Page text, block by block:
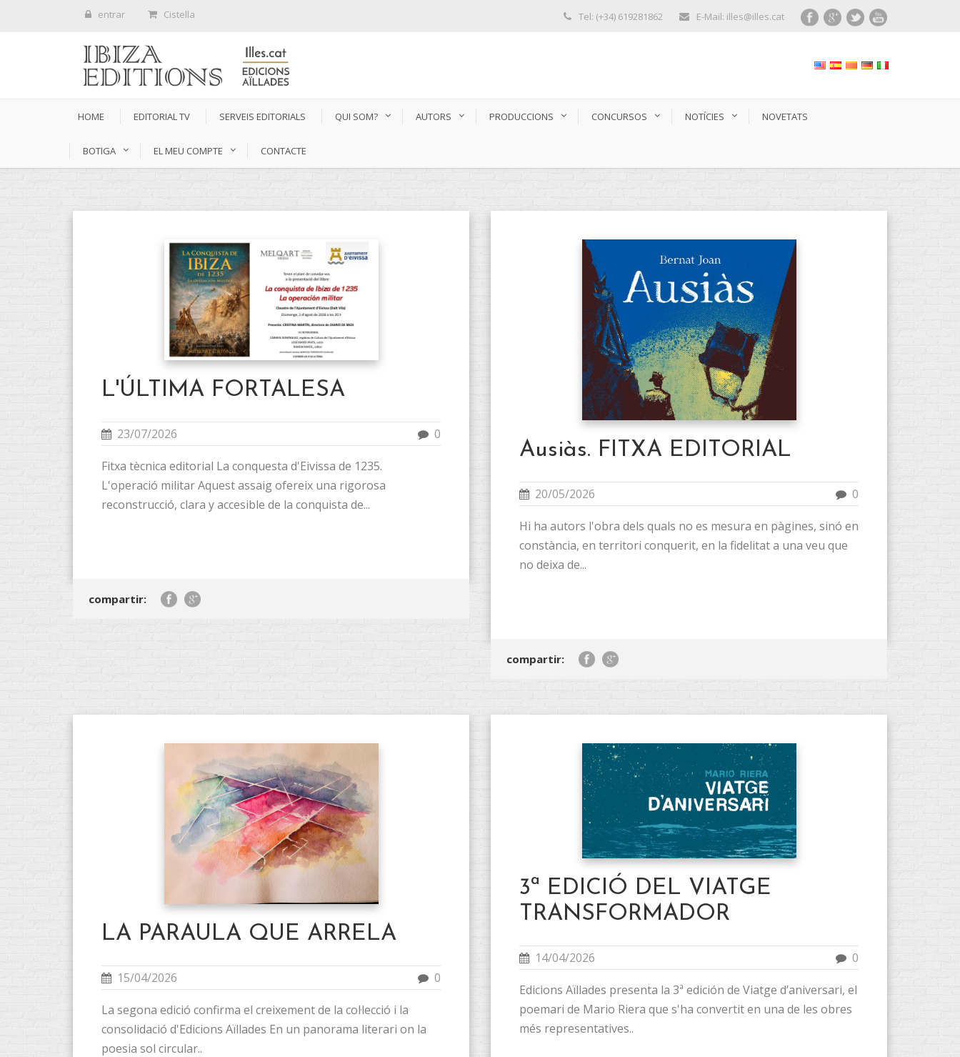
entrar Cistella Tel: (+34) 619281862 E-Mail: illes@illes.cat
HOME EDITORIAL TV SERVEIS EDITORIALS QUI SOM? AUTORS PRODUCCIONS CONCURSOS NOTÍCIES NOVETATS
BOTIGA EL MEU COMPTE CONTACTE
L'ÚLTIMA FORTALESA
23/07/2026 0
Fitxa tècnica editorial La conquesta d'Eivissa de 1235.
L'operació militar Aquest assaig ofereix una rigorosa
reconstrucció, clara y accesible de la conquista de...
compartir:
Ausiàs. FITXA EDITORIAL
20/05/2026 0
Hi ha autors l'obra dels quals no es mesura en pàgines, sinó en
constància, en territori conquerit, en la fidelitat a una veu que
no deixa de...
compartir:
LA PARAULA QUE ARRELA
15/04/2026 0
La segona edició confirma el creixement de la col·lecció i la
consolidació d'Edicions Aïllades En un panorama literari on la
poesia sol circular..
3ª EDICIÓ DEL VIATGE
TRANSFORMADOR
14/04/2026 0
Edicions Aïllades presenta la 3ª edición de Viatge d’aniversari, el
poemari de Mario Riera que s'ha convertit en una de les obres
més representatives..